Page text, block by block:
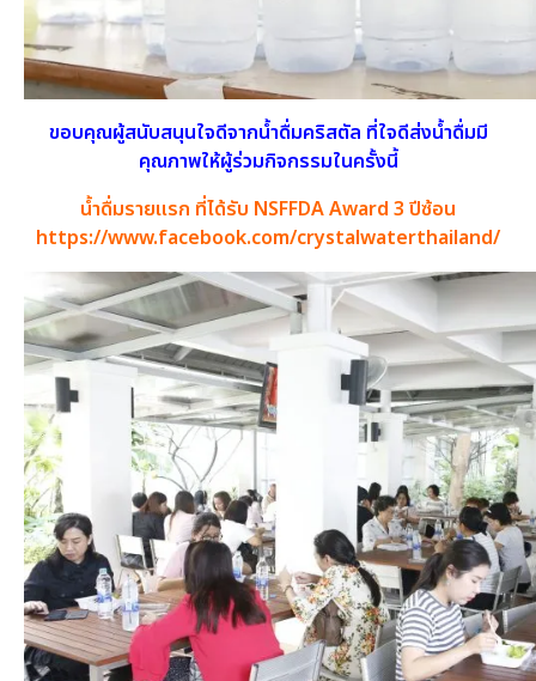
ขอบคุณผู้สนับสนุนใจดีจากน้ำดื่มคริสตัล ที่ใจดีส่งน้ำดื่มมี
คุณภาพให้ผู้ร่วมกิจกรรมในครั้งนี้
น้ำดื่มรายแรก ที่ได้รับ NSFFDA Award 3 ปีซ้อน
https://www.facebook.com/crystalwaterthailand/